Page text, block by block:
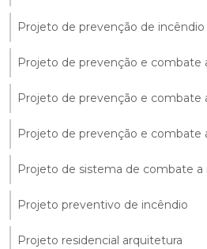
Projeto de prevenção de incêndio
Projeto de prevenção e combate
Projeto de prevenção e combate
Projeto de prevenção e combate
Projeto de sistema de combate a
Projeto preventivo de incêndio
Projeto residencial arquitetura